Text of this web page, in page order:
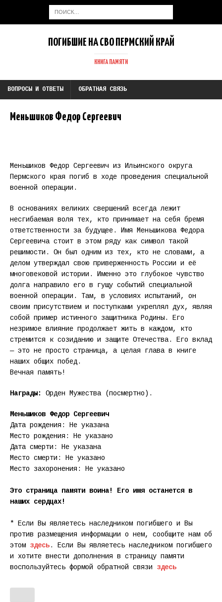
ПОГИБШИЕ НА СВО ПЕРМСКИЙ КРАЙ
КНИГА ПАМЯТИ
ВОПРОСЫ И ОТВЕТЫ ОБРАТНАЯ СВЯЗЬ
Меньшиков Федор Сергеевич
Меньшиков Федор Сергеевич из Ильинского округа
Пермского края погиб в ходе проведения специальной
военной операции.
В основаниях великих свершений всегда лежит
несгибаемая воля тех, кто принимает на себя бремя
ответственности за будущее. Имя Меньшикова Федора
Сергеевича стоит в этом ряду как символ такой
решимости. Он был одним из тех, кто не словами, а
делом утверждал свою приверженность России и её
многовековой истории. Именно это глубокое чувство
долга направило его в гущу событий специальной
военной операции. Там, в условиях испытаний, он
своим присутствием и поступками укреплял дух, являя
собой пример истинного защитника Родины. Его
незримое влияние продолжает жить в каждом, кто
стремится к созиданию и защите Отечества. Его вклад
— это не просто страница, а целая глава в книге
наших общих побед.
Вечная память!
Награды: Орден Мужества (посмертно).
Меньшиков Федор Сергеевич
Дата рождения: Не указана
Место рождения: Не указано
Дата смерти: Не указана
Место смерти: Не указано
Место захоронения: Не указано
Это страница памяти воина! Его имя останется в
наших сердцах!
* Если Вы являетесь наследником погибшего и Вы
против размещения информации о нем, сообщите нам об
этом здесь. Если Вы являетесь наследником погибшего
и хотите внести дополнения в страницу памяти
воспользуйтесь формой обратной связи здесь